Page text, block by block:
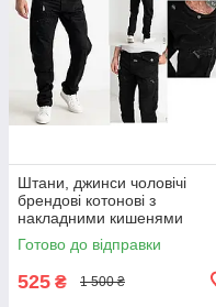
Штани, джинси чоловічі
брендові котонові з
накладними кишенями
"карго" MIGACH, Туреччина
Готово до відправки
525 ₴ 1 500 ₴